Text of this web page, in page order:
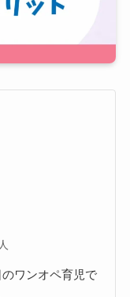
ワンオペ育児で